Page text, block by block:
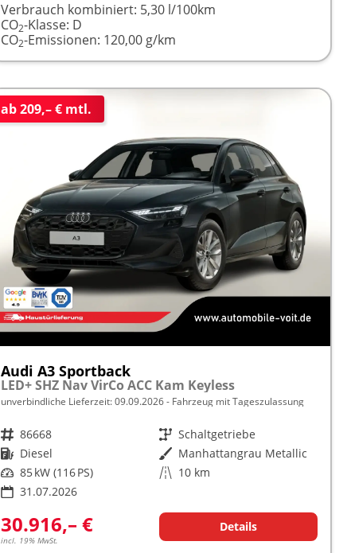
Verbrauch kombiniert: 5,30 l/100km
CO2-Klasse: D
CO2-Emissionen: 120,00 g/km
ab 209,– € mtl.
Audi A3 Sportback
LED+ SHZ Nav VirCo ACC Kam Keyless
unverbindliche Lieferzeit:09.09.2026 Fahrzeug mit Tageszulassung
Fahrzeugnr. 86668 Getriebe Schaltgetriebe
Kraftstoff Diesel Außenfarbe Manhattangrau Metallic
Leistung 85 kW (116 PS) Kilometerstand 10 km
31.07.2026
30.916,– €
incl. 19% MwSt.
Details